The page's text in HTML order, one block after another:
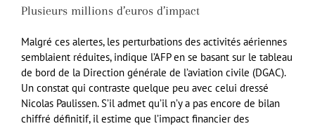
Plusieurs millions d’euros d’impact
Malgré ces alertes, les perturbations des activités aériennes
semblaient réduites, indique l’AFP en se basant sur le tableau
de bord de la Direction générale de l’aviation civile (DGAC).
Un constat qui contraste quelque peu avec celui dressé
Nicolas Paulissen. S’il admet qu’il n’y a pas encore de bilan
chiffré définitif, il estime que l’impact financier des